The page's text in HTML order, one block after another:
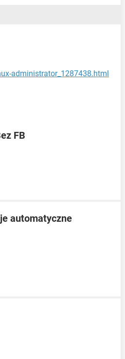
administrator_1287438.html
FB
automatyczne